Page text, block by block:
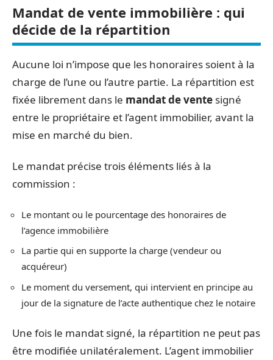
Mandat de vente immobilière : qui
décide de la répartition
Aucune loi n’impose que les honoraires soient à la
charge de l’une ou l’autre partie. La répartition est
fixée librement dans le mandat de vente signé
entre le propriétaire et l’agent immobilier, avant la
mise en marché du bien.
Le mandat précise trois éléments liés à la
commission :
Le montant ou le pourcentage des honoraires de
l’agence immobilière
La partie qui en supporte la charge (vendeur ou
acquéreur)
Le moment du versement, qui intervient en principe au
jour de la signature de l’acte authentique chez le notaire
Une fois le mandat signé, la répartition ne peut pas
être modifiée unilatéralement. L’agent immobilier